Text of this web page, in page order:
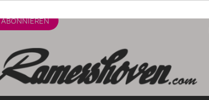
ABONNIEREN